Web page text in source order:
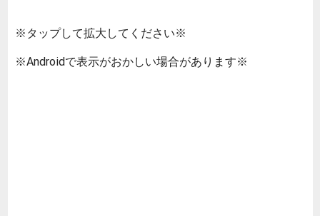
※タップして拡大してください※
※Androidで表示がおかしい場合があります※